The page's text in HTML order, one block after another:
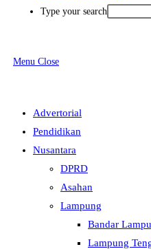
Type your search
Menu Close
Advertorial
Pendidikan
Nusantara
DPRD
Asahan
Lampung
Bandar
Lampung